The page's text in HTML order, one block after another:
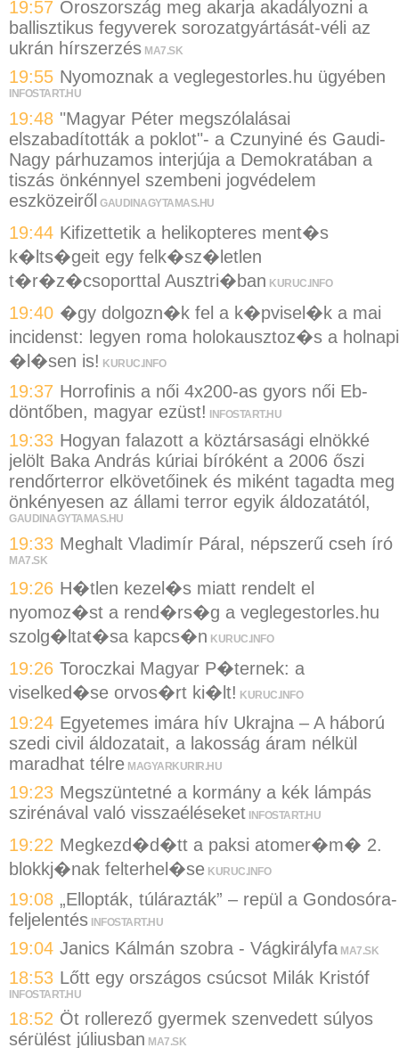
19:57 Oroszország meg akarja akadályozni a
ballisztikus fegyverek sorozatgyártását-véli az
ukrán hírszerzés MA7.SK
19:55 Nyomoznak a veglegestorles.hu ügyében
INFOSTART.HU
19:48 "Magyar Péter megszólalásai
elszabadították a poklot"- a Czunyiné és Gaudi-
Nagy párhuzamos interjúja a Demokratában a
tiszás önkénnyel szembeni jogvédelem
eszközeiről GAUDINAGYTAMAS.HU
19:44 Kifizettetik a helikopteres ment�s
k�lts�geit egy felk�sz�letlen
t�r�z�csoporttal Ausztri�ban KURUC.INFO
19:40 �gy dolgozn�k fel a k�pvisel�k a mai
incidenst: legyen roma holokausztoz�s a holnapi
�l�sen is! KURUC.INFO
19:37 Horrofinis a női 4x200-as gyors női Eb-
döntőben, magyar ezüst! INFOSTART.HU
19:33 Hogyan falazott a köztársasági elnökké
jelölt Baka András kúriai bíróként a 2006 őszi
rendőrterror elkövetőinek és miként tagadta meg
önkényesen az állami terror egyik áldozatától,
GAUDINAGYTAMAS.HU
19:33 Meghalt Vladimír Páral, népszerű cseh író
MA7.SK
19:26 H�tlen kezel�s miatt rendelt el
nyomoz�st a rend�rs�g a veglegestorles.hu
szolg�ltat�sa kapcs�n KURUC.INFO
19:26 Toroczkai Magyar P�ternek: a
viselked�se orvos�rt ki�lt! KURUC.INFO
19:24 Egyetemes imára hív Ukrajna – A háború
szedi civil áldozatait, a lakosság áram nélkül
maradhat télre MAGYARKURIR.HU
19:23 Megszüntetné a kormány a kék lámpás
szirénával való visszaéléseket INFOSTART.HU
19:22 Megkezd�d�tt a paksi atomer�m� 2.
blokkj�nak felterhel�se KURUC.INFO
19:08 „Ellopták, túlárazták” – repül a Gondosóra-
feljelentés INFOSTART.HU
19:04 Janics Kálmán szobra - Vágkirályfa MA7.SK
18:53 Lőtt egy országos csúcsot Milák Kristóf
INFOSTART.HU
18:52 Öt rollerező gyermek szenvedett súlyos
sérülést júliusban MA7.SK